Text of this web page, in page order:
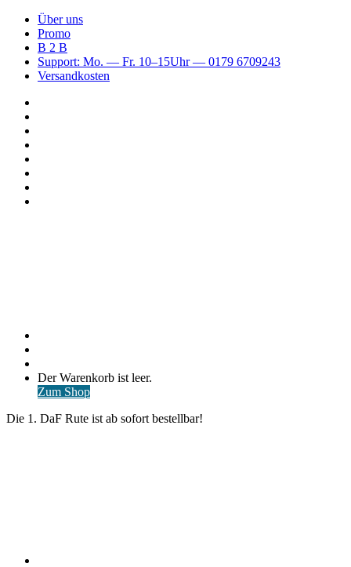
Über uns
Promo
B 2 B
Support: Mo. — Fr. 10–15Uhr — 0179 6709243
Versandkosten
Warenkorb
ansehen
Der Warenkorb ist leer.
Zum Shop
Die 1. DaF Rute ist ab sofort bestellbar!